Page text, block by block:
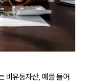
비유동자산, 예를 들어